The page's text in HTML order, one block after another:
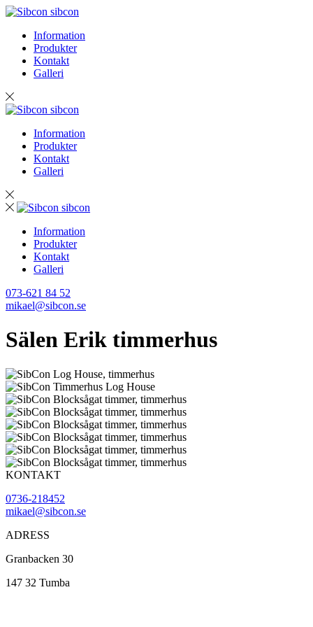
sibcon
Information
Produkter
Kontakt
Galleri
sibcon
Information
Produkter
Kontakt
Galleri
sibcon
Information
Produkter
Kontakt
Galleri
073-621 84 52
mikael@sibcon.se
Sälen Erik timmerhus
KONTAKT
0736-218452
mikael@sibcon.se
ADRESS
Granbacken 30
147 32 Tumba